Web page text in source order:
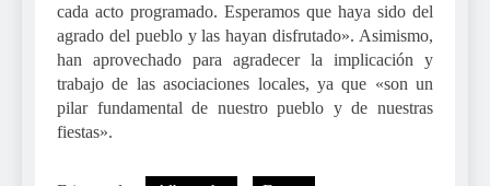
cada acto programado. Esperamos que haya sido del
agrado del pueblo y las hayan disfrutado». Asimismo,
han aprovechado para agradecer la implicación y
trabajo de las asociaciones locales, ya que «son un
pilar fundamental de nuestro pueblo y de nuestras
fiestas».